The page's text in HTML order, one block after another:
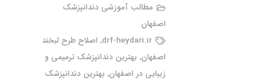
مطالب آموزشی دندانپزشک
اصفهان
drf-heydari.ir
, اصلاح طرح لبخند
اصفهان, بهترین دندانپزشک ترمیمی و
زیبایی در اصفهان, بهترین دندانپزشک